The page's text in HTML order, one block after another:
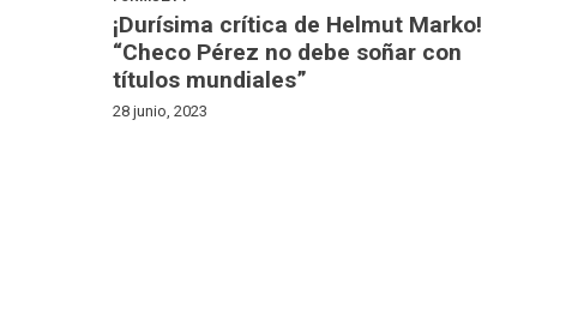
¡Durísima crítica de Helmut Marko!
“Checo Pérez no debe soñar con
títulos mundiales”
28 junio, 2023